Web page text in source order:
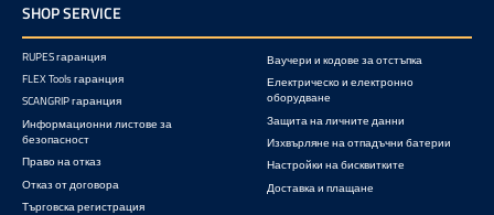
SHOP SERVICE
RUPES гаранция
FLEX Tools гаранция
SCANGRIP гаранция
Информационни листове за
безопасност
Право на отказ
Отказ от договора
Търговска регистрация
Ваучери и кодове за отстъпка
Електрическо и електронно
оборудване
Защита на личните данни
Изхвърляне на отпадъчни батерии
Настройки на бисквитките
Доставка и плащане